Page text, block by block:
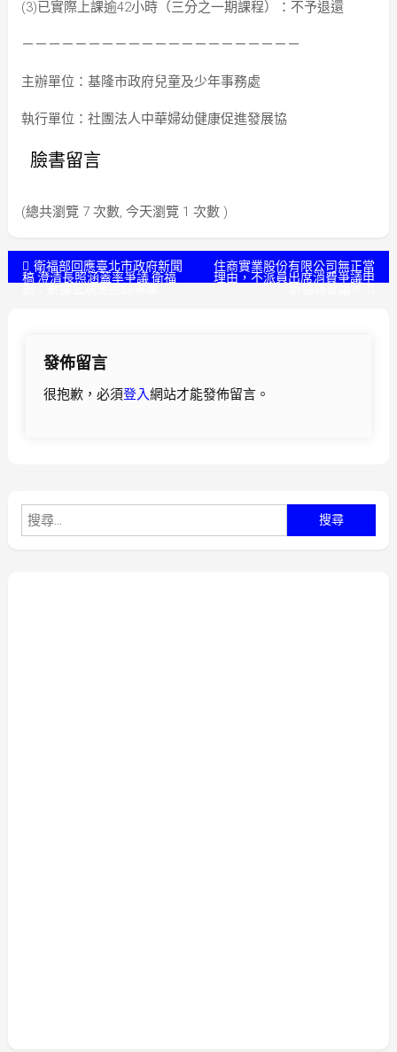
(3)已實際上課逾42小時（三分之一期課程）：不予退還
－－－－－－－－－－－－－－－－－－－－－
主辦單位：基隆市政府兒童及少年事務處
執行單位：社團法人中華婦幼健康促進發展協
臉書留言
(總共瀏覽 7 次數, 今天瀏覽 1 次數 )
文衛福部回應臺北市政府新聞
稿 澄清長照涵蓋率爭議 衛福
住商實業股份有限公司無正當
理由，不派員出席消費爭議申
發佈留言
很抱歉，必須登入網站才能發佈留言。
尋